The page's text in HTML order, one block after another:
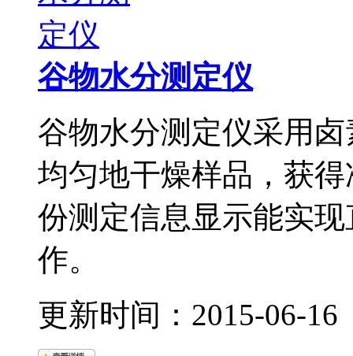
谷物水分测定仪
谷物水分测定仪采用卤素
均匀地干燥样品，获
份测定信息显示能实现直观
作。
更新时间：2015-06-16